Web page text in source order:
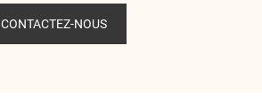
CONTACTEZ-NOUS